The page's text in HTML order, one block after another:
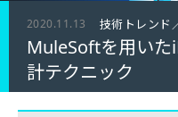
2020.11.13 技術トレンド
MuleSoftを用いた
計テクニック